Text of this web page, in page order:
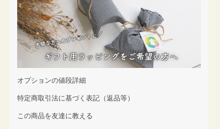
オプションの値段詳細
特定商取引法に基づく表記（返品等）
この商品を友達に教える